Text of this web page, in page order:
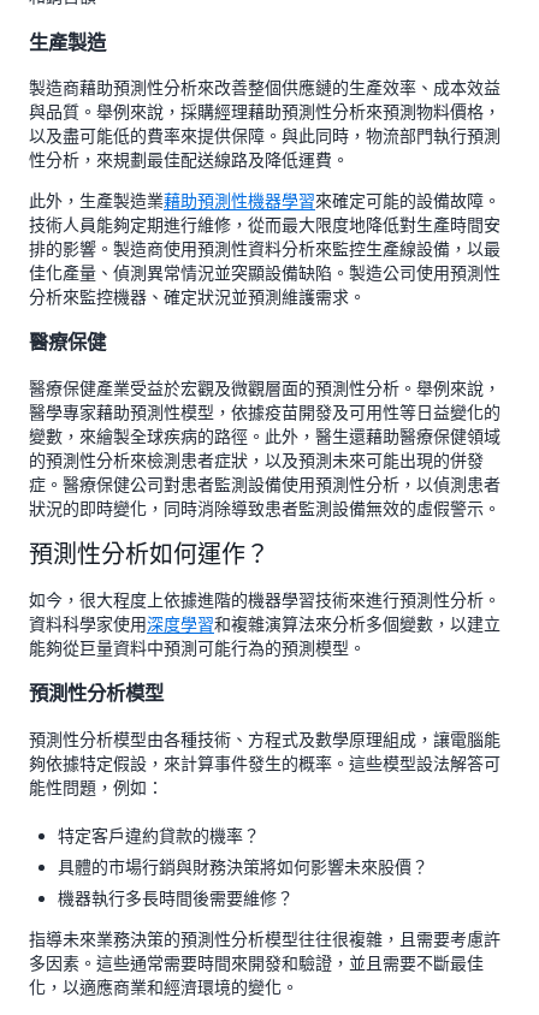
生產製造
製造商藉助預測性分析來改善整個供應鏈的生產效率、成本效益
與品質。舉例來說，採購經理藉助預測性分析來預測物料價格，
以及盡可能低的費率來提供保障。與此同時，物流部門執行預測
性分析，來規劃最佳配送線路及降低運費。
此外，生產製造業藉助預測性機器學習來確定可能的設備故障。
技術人員能夠定期進行維修，從而最大限度地降低對生產時間安
排的影響。製造商使用預測性資料分析來監控生產線設備，以最
佳化產量、偵測異常情況並突顯設備缺陷。製造公司使用預測性
分析來監控機器、確定狀況並預測維護需求。
醫療保健
醫療保健產業受益於宏觀及微觀層面的預測性分析。舉例來說，
醫學專家藉助預測性模型，依據疫苗開發及可用性等日益變化的
變數，來繪製全球疾病的路徑。此外，醫生還藉助醫療保健領域
的預測性分析來檢測患者症狀，以及預測未來可能出現的併發
症。醫療保健公司對患者監測設備使用預測性分析，以偵測患者
狀況的即時變化，同時消除導致患者監測設備無效的虛假警示。
預測性分析如何運作？
如今，很大程度上依據進階的機器學習技術來進行預測性分析。
資料科學家使用深度學習和複雜演算法來分析多個變數，以建立
能夠從巨量資料中預測可能行為的預測模型。
預測性分析模型
預測性分析模型由各種技術、方程式及數學原理組成，讓電腦能
夠依據特定假設，來計算事件發生的概率。這些模型設法解答可
能性問題，例如：
特定客戶違約貸款的機率？
具體的市場行銷與財務決策將如何影響未來股價？
機器執行多長時間後需要維修？
指導未來業務決策的預測性分析模型往往很複雜，且需要考慮許
多因素。這些通常需要時間來開發和驗證，並且需要不斷最佳
化，以適應商業和經濟環境的變化。